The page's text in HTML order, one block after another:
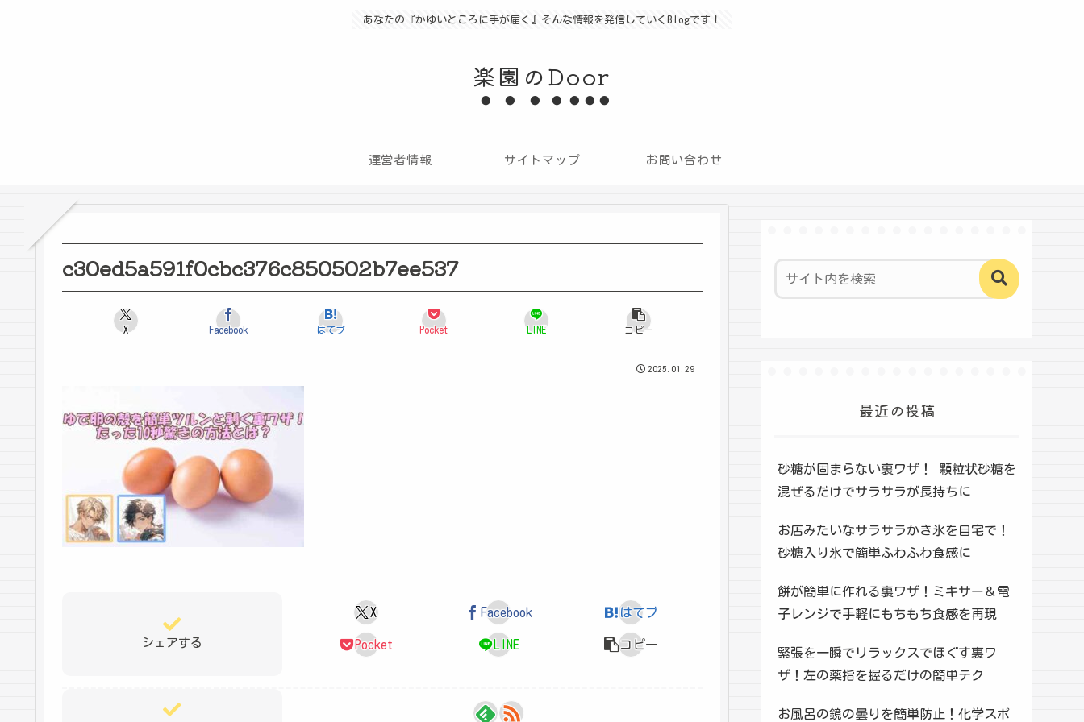
あなたの『かゆいところに手が届く』そんな情報を発信していくBlogです！
楽園のDoor
運営者情報 サイトマップ お問い合わせ
c30ed5a591f0cbc376c850502b7ee537
X Facebook はてブ Pocket LINE コピー
2025.01.29
シェアする
X Facebook はてブ
Pocket LINE コピー
最近の投稿
砂糖が固まらない裏ワザ！ 顆粒状砂糖を
混ぜるだけでサラサラが長持ちに
お店みたいなサラサラかき氷を自宅で！
砂糖入り氷で簡単ふわふわ食感に
餅が簡単に作れる裏ワザ！ミキサー＆電
子レンジで手軽にもちもち食感を再現
緊張を一瞬でリラックスでほぐす裏ワ
ザ！左の薬指を握るだけの簡単テク
お風呂の鏡の曇りを簡単防止！化学スポ